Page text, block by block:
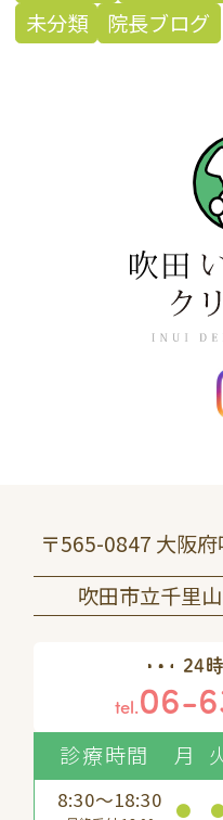
未分類
院長ブログ
〒565-0847 大阪
吹田市立千里
24
tel.06-
診療時間 月
8:30～18:30 ●